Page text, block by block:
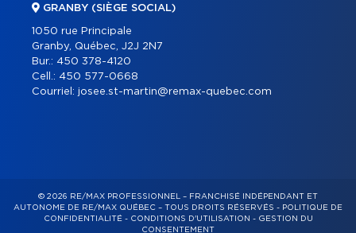
GRANBY (SIÈGE SOCIAL)
1050 rue Principale
Granby, Québec, J2J 2N7
Bur.: 450 378-4120
Cell.: 450 577-0668
Courriel: josee.st-martin@remax-quebec.com
© 2026 RE/MAX PROFESSIONNEL – FRANCHISÉ INDÉPENDANT ET
AUTONOME DE RE/MAX QUÉBEC – TOUS DROITS RÉSERVÉS - POLITIQUE DE
CONFIDENTIALITÉ- CONDITIONS D'UTILISATION - GESTION DU
CONSENTEMENT